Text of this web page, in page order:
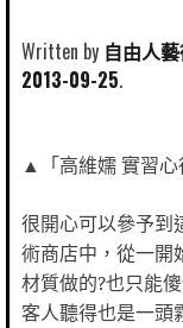
Written by 自由人
2013-09-25
▲「高維嬬 實習心
很開心可以參予到
術商店中，從一開
材質做的?也只能
客人聽得也是一頭